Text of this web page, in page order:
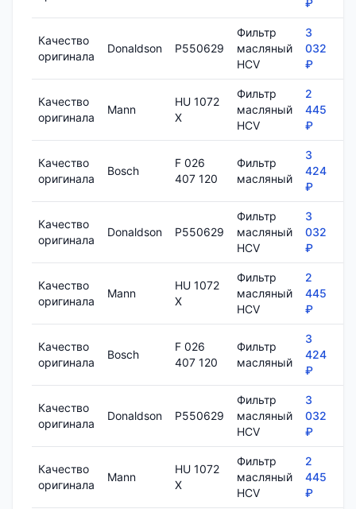
₽
Качество
оригинала
Donaldson P550629
Фильтр
масляный
HCV
3
032
₽
Качество
оригинала
Mann
HU 1072
X
Фильтр
масляный
HCV
2
445
₽
Качество
оригинала
Bosch
F 026
407 120
Фильтр
масляный
3
424
₽
Качество
оригинала
Donaldson P550629
Фильтр
масляный
HCV
3
032
₽
Качество
оригинала
Mann
HU 1072
X
Фильтр
масляный
HCV
2
445
₽
Качество
оригинала
Bosch
F 026
407 120
Фильтр
масляный
3
424
₽
Качество
оригинала
Donaldson P550629
Фильтр
масляный
HCV
3
032
₽
Качество
оригинала
Mann
HU 1072
X
Фильтр
масляный
HCV
2
445
₽